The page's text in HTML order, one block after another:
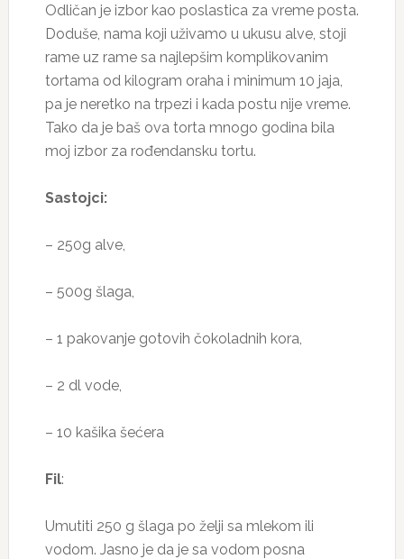
Odličan je izbor kao poslastica za vreme posta.
Doduše, nama koji uživamo u ukusu alve, stoji
rame uz rame sa najlepšim komplikovanim
tortama od kilogram oraha i minimum 10 jaja,
pa je neretko na trpezi i kada postu nije vreme.
Tako da je baš ova torta mnogo godina bila
moj izbor za rođendansku tortu.
Sastojci:
– 250g alve,
– 500g šlaga,
– 1 pakovanje gotovih čokoladnih kora,
– 2 dl vode,
– 10 kašika šećera
Fil:
Umutiti 250 g šlaga po želji sa mlekom ili
vodom. Jasno je da je sa vodom posna